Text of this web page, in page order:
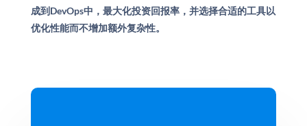
成到DevOps中，最大化投资回报率，并选择合适的工具以
优化性能而不增加额外复杂性。